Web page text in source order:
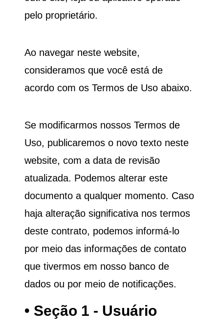
pelo proprietário.
Ao navegar neste website,
consideramos que você está de
acordo com os Termos de Uso abaixo.
Se modificarmos nossos Termos de
Uso, publicaremos o novo texto neste
website, com a data de revisão
atualizada. Podemos alterar este
documento a qualquer momento. Caso
haja alteração significativa nos termos
deste contrato, podemos informá-lo
por meio das informações de contato
que tivermos em nosso banco de
dados ou por meio de notificações.
• Seção 1 - Usuário